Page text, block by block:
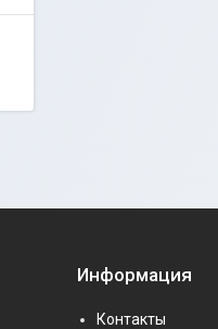
Информация
Контакты